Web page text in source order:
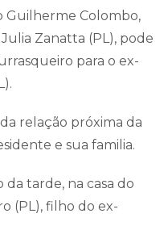
Guilherme Colombo,
Zanatta (PL), pode
para o ex-
relação próxima da
e sua familia.
tarde, na casa do
(PL), filho do ex-